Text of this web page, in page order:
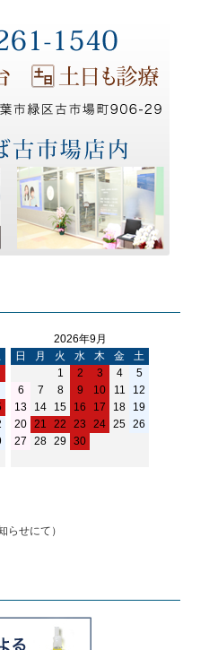
2026年9月
日
月 火 水 木 金
土
1
2 3 4
5
6
7 8 9 10 11
12
13
14 15 16 17 18
19
20 21 22 23 24 25 26
27
28 29 30
せにて）